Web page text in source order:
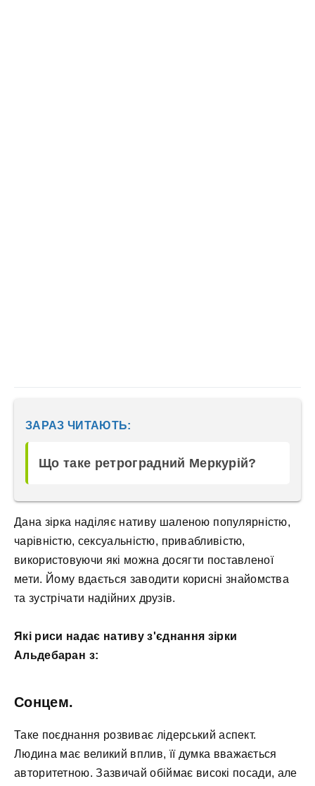
ЗАРАЗ ЧИТАЮТЬ:
Що таке ретроградний Меркурій?
Дана зірка наділяє нативу шаленою популярністю,
чарівністю, сексуальністю, привабливістю,
використовуючи які можна досягти поставленої
мети. Йому вдається заводити корисні знайомства
та зустрічати надійних друзів.
Які риси надає нативу з'єднання зірки
Альдебаран з:
Сонцем.
Таке поєднання розвиває лідерський аспект.
Людина має великий вплив, її думка вважається
авторитетною. Зазвичай обіймає високі посади, але